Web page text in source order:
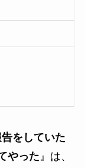
をしていた
やった 』は、